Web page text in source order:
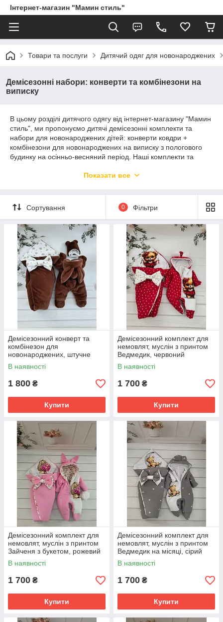
Інтернет-магазин "Мамин стиль"
Товари та послуги Дитячий одяг для новонароджених
Демісезонні набори: конверти та комбінезони на
виписку
В цьому розділі дитячого одягу від інтернет-магазину "Мамин
стиль", ми пропонуємо дитячі демісезонні комплекти та
набори для новонароджених дітей: конверти ковдри +
комбінезони для новонароджених на виписку з пологового
будинку на осінньо-весняний період. Наші комплекти та
максимальний комфорт і прекрасний зовнішній вигляд. Всі
мають зручні застібки, що максимально спрощує процес
переодягання малюка.
Показати все
Сортування 0 Фільтри
Демісезонний конверт та
комбінезон для
новонароджених, штучне
хутро кролик темно-
шоколадний
В наявності
1 800 ₴
Купити
Демісезонний комплект для
немовлят, муслін з принтом
Ведмедик, червоний
В наявності
1 700 ₴
Купити
Демісезонний комплект для
немовлят, муслін з принтом
Зайченя з букетом, рожевий
В наявності
1 700 ₴
Купити
Демісезонний комплект для
немовлят, муслін з принтом
Ведмедик на місяці, сірий
В наявності
1 700 ₴
Купити